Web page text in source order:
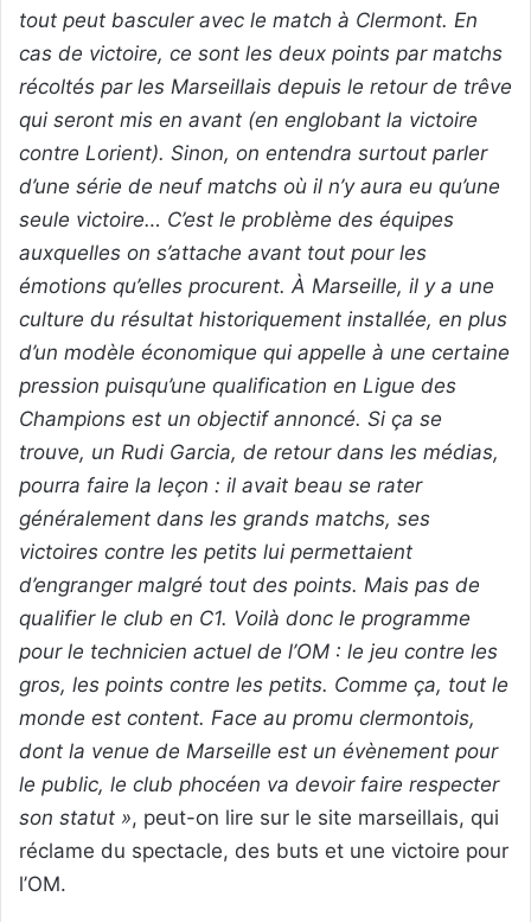
tout peut basculer avec le match à Clermont. En
cas de victoire, ce sont les deux points par matchs
récoltés par les Marseillais depuis le retour de trêve
qui seront mis en avant (en englobant la victoire
contre Lorient). Sinon, on entendra surtout parler
d’une série de neuf matchs où il n’y aura eu qu’une
seule victoire… C’est le problème des équipes
auxquelles on s’attache avant tout pour les
émotions qu’elles procurent. À Marseille, il y a une
culture du résultat historiquement installée, en plus
d’un modèle économique qui appelle à une certaine
pression puisqu’une qualification en Ligue des
Champions est un objectif annoncé. Si ça se
trouve, un Rudi Garcia, de retour dans les médias,
pourra faire la leçon : il avait beau se rater
généralement dans les grands matchs, ses
victoires contre les petits lui permettaient
d’engranger malgré tout des points. Mais pas de
qualifier le club en C1. Voilà donc le programme
pour le technicien actuel de l’OM : le jeu contre les
gros, les points contre les petits. Comme ça, tout le
monde est content. Face au promu clermontois,
dont la venue de Marseille est un évènement pour
le public, le club phocéen va devoir faire respecter
son statut », peut-on lire sur le site marseillais, qui
réclame du spectacle, des buts et une victoire pour
l’OM.